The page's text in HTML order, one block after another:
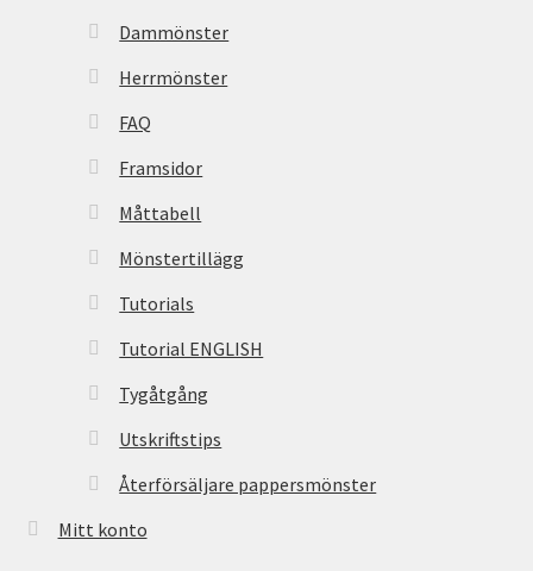
Dammönster
Herrmönster
FAQ
Framsidor
Måttabell
Mönstertillägg
Tutorials
Tutorial ENGLISH
Tygåtgång
Utskriftstips
Återförsäljare pappersmönster
Mitt konto